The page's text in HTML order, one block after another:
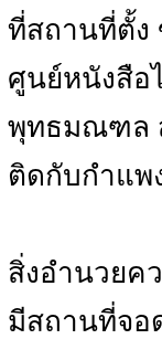
ที่สถานที่ตั้ง
ศูนย์หนังสือ
พุทธมณฑล
ติดกับกำแ
สิ่งอำนวยค
มีสถานที่จอ